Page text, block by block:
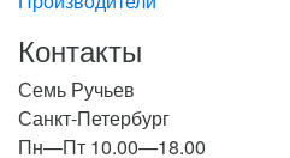
Контакты
Семь Ручьев
Санкт-Петербург
Пн—Пт 10.00—18.00